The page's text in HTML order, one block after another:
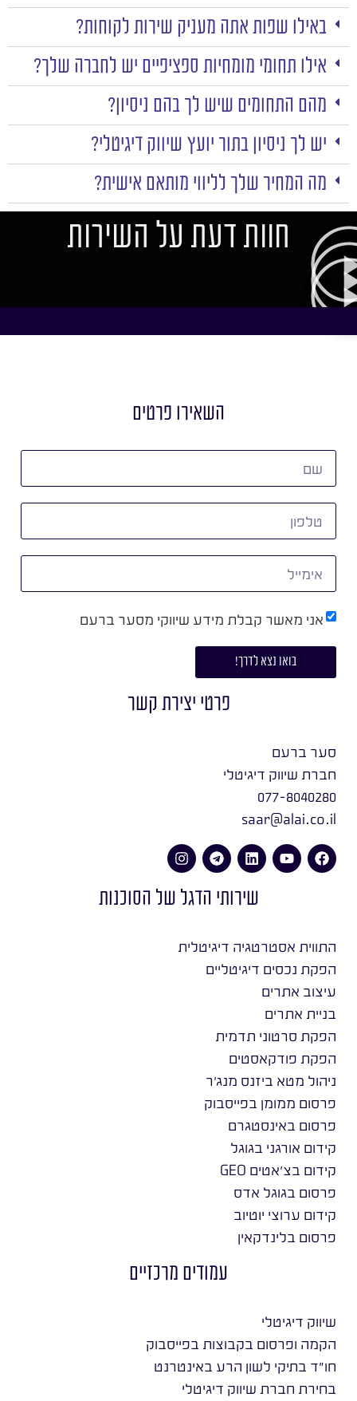
באילו שפות אתה מעניק שירות לקוחות?
אילו תחומי מומחיות ספציפיים יש לחברה שלך?
מהם התחומים שיש לך בהם ניסיון?
יש לך ניסיון בתור יועץ שיווק דיגיטלי?
מה המחיר שלך לליווי מותאם אישית?
חוות דעת על השירות
השאירו פרטים
אני מאשר קבלת מידע שיווקי מסער ברעם
בואו נצא לדרך!
פרטי יצירת קשר
סער ברעם
חברת שיווק דיגיטלי
077-8040280
saar@alai.co.il
שירותי הדגל של הסוכנות
התווית אסטרטגיה דיגיטלית
הפקת נכסים דיגיטליים
עיצוב אתרים
בניית אתרים
הפקת סרטוני תדמית
הפקת פודקאסטים
ניהול מטא ביזנס מנג׳ר
פרסום ממומן בפייסבוק
פרסום באינסטגרם
קידום אורגני בגוגל
קידום בצ׳אטים GEO
פרסום בגוגל אדס
קידום ערוצי יוטיוב
פרסום בלינדקאין
עמודים מרכזיים
שיווק דיגיטלי
הקמה ופרסום בקבוצות בפייסבוק
חו״ד בתיקי לשון הרע באינטרנט
בחירת חברת שיווק דיגיטלי